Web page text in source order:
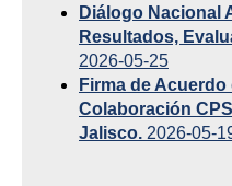
Diálogo Nacional
Resultados,
2026-05-25
Firma de Acuerdo
Colaboración
Jalisco. 2026-05-